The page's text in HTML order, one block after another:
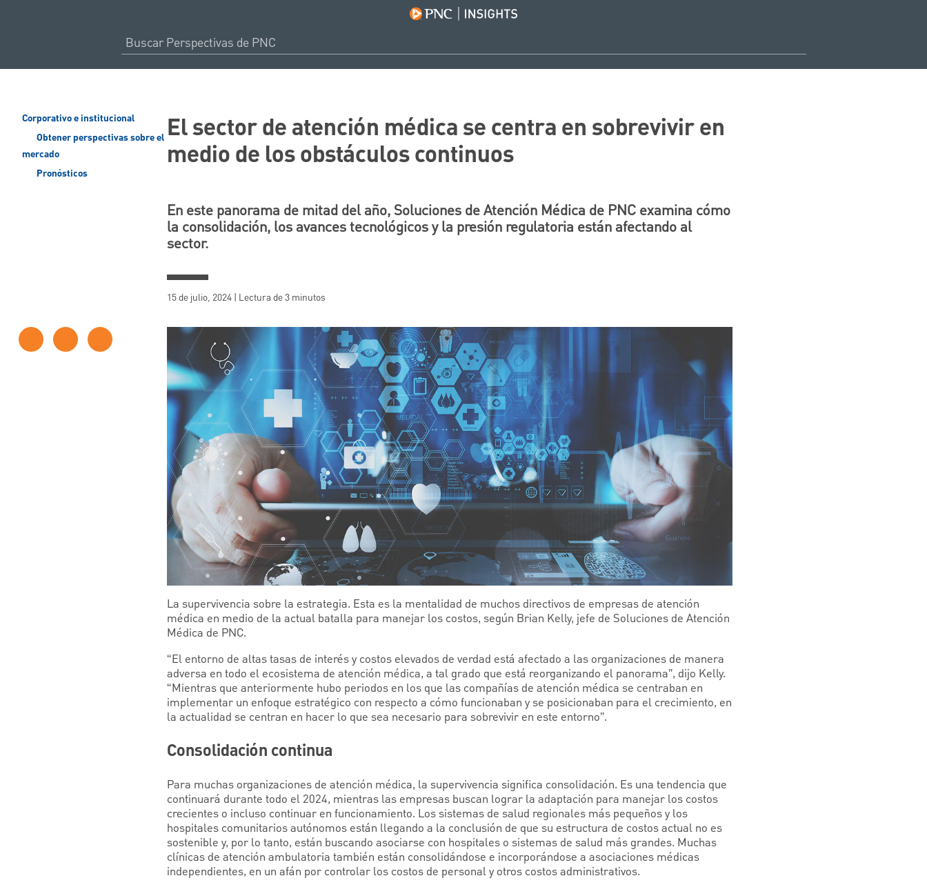
Corporativo e institucional
Obtener perspectivas sobre el
mercado
Pronósticos
El sector de atención médica se centra en sobrevivir en
medio de los obstáculos continuos
En este panorama de mitad del año, Soluciones de Atención Médica de PNC examina cómo
la consolidación, los avances tecnológicos y la presión regulatoria están afectando al
sector.
15 de julio, 2024 | Lectura de 3 minutos
La supervivencia sobre la estrategia. Esta es la mentalidad de muchos directivos de empresas de atención
médica en medio de la actual batalla para manejar los costos, según Brian Kelly, jefe de Soluciones de Atención
Médica de PNC.
“El entorno de altas tasas de interés y costos elevados de verdad está afectado a las organizaciones de manera
adversa en todo el ecosistema de atención médica, a tal grado que está reorganizando el panorama”, dijo Kelly.
“Mientras que anteriormente hubo periodos en los que las compañías de atención médica se centraban en
implementar un enfoque estratégico con respecto a cómo funcionaban y se posicionaban para el crecimiento, en
la actualidad se centran en hacer lo que sea necesario para sobrevivir en este entorno”.
Consolidación continua
Para muchas organizaciones de atención médica, la supervivencia significa consolidación. Es una tendencia que
continuará durante todo el 2024, mientras las empresas buscan lograr la adaptación para manejar los costos
crecientes o incluso continuar en funcionamiento. Los sistemas de salud regionales más pequeños y los
hospitales comunitarios autónomos están llegando a la conclusión de que su estructura de costos actual no es
sostenible y, por lo tanto, están buscando asociarse con hospitales o sistemas de salud más grandes. Muchas
clínicas de atención ambulatoria también están consolidándose e incorporándose a asociaciones médicas
independientes, en un afán por controlar los costos de personal y otros costos administrativos.